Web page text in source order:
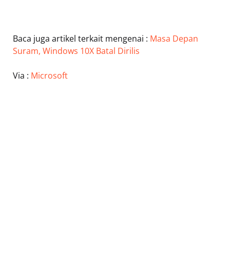
Baca juga artikel terkait mengenai : Masa Depan
Suram, Windows 10X Batal Dirilis
Via : Microsoft